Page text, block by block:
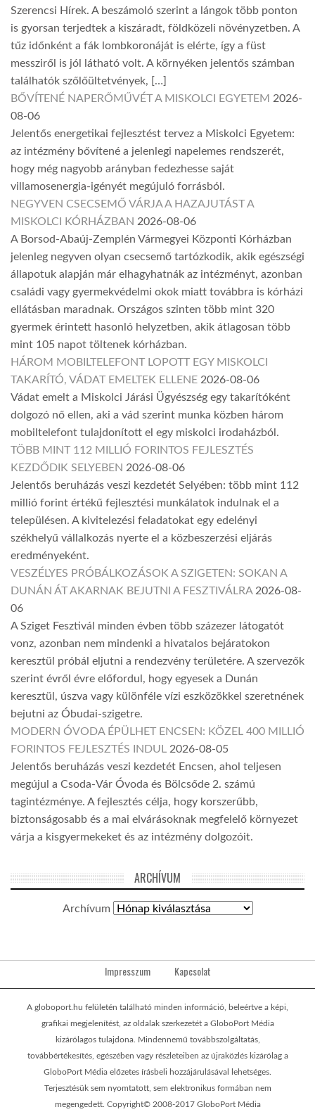
Szerencsi Hírek. A beszámoló szerint a lángok több ponton
is gyorsan terjedtek a kiszáradt, földközeli növényzetben. A
tűz időnként a fák lombkoronáját is elérte, így a füst
messziről is jól látható volt. A környéken jelentős számban
találhatók szőlőültetvények, […]
BŐVÍTENÉ NAPERŐMŰVÉT A MISKOLCI EGYETEM 2026-
08-06
Jelentős energetikai fejlesztést tervez a Miskolci Egyetem:
az intézmény bővítené a jelenlegi napelemes rendszerét,
hogy még nagyobb arányban fedezhesse saját
villamosenergia-igényét megújuló forrásból.
NEGYVEN CSECSEMŐ VÁRJA A HAZAJUTÁST A
MISKOLCI KÓRHÁZBAN 2026-08-06
A Borsod-Abaúj-Zemplén Vármegyei Központi Kórházban
jelenleg negyven olyan csecsemő tartózkodik, akik egészségi
állapotuk alapján már elhagyhatnák az intézményt, azonban
családi vagy gyermekvédelmi okok miatt továbbra is kórházi
ellátásban maradnak. Országos szinten több mint 320
gyermek érintett hasonló helyzetben, akik átlagosan több
mint 105 napot töltenek kórházban.
HÁROM MOBILTELEFONT LOPOTT EGY MISKOLCI
TAKARÍTÓ, VÁDAT EMELTEK ELLENE 2026-08-06
Vádat emelt a Miskolci Járási Ügyészség egy takarítóként
dolgozó nő ellen, aki a vád szerint munka közben három
mobiltelefont tulajdonított el egy miskolci irodaházból.
TÖBB MINT 112 MILLIÓ FORINTOS FEJLESZTÉS
KEZDŐDIK SELYEBEN 2026-08-06
Jelentős beruházás veszi kezdetét Selyében: több mint 112
millió forint értékű fejlesztési munkálatok indulnak el a
településen. A kivitelezési feladatokat egy edelényi
székhelyű vállalkozás nyerte el a közbeszerzési eljárás
eredményeként.
VESZÉLYES PRÓBÁLKOZÁSOK A SZIGETEN: SOKAN A
DUNÁN ÁT AKARNAK BEJUTNI A FESZTIVÁLRA 2026-08-
06
A Sziget Fesztivál minden évben több százezer látogatót
vonz, azonban nem mindenki a hivatalos bejáratokon
keresztül próbál eljutni a rendezvény területére. A szervezők
szerint évről évre előfordul, hogy egyesek a Dunán
keresztül, úszva vagy különféle vízi eszközökkel szeretnének
bejutni az Óbudai-szigetre.
MODERN ÓVODA ÉPÜLHET ENCSEN: KÖZEL 400 MILLIÓ
FORINTOS FEJLESZTÉS INDUL 2026-08-05
Jelentős beruházás veszi kezdetét Encsen, ahol teljesen
megújul a Csoda-Vár Óvoda és Bölcsőde 2. számú
tagintézménye. A fejlesztés célja, hogy korszerűbb,
biztonságosabb és a mai elvárásoknak megfelelő környezet
várja a kisgyermekeket és az intézmény dolgozóit.
ARCHÍVUM
Archívum
Impresszum Kapcsolat
A globoport.hu felületén található minden információ, beleértve a képi,
grafikai megjelenítést, az oldalak szerkezetét a GloboPort Média
kizárólagos tulajdona. Mindennemű továbbszolgáltatás,
továbbértékesítés, egészében vagy részleteiben az újraközlés kizárólag a
GloboPort Média előzetes írásbeli hozzájárulásával lehetséges.
Terjesztésük sem nyomtatott, sem elektronikus formában nem
megengedett. Copyright© 2008-2017 GloboPort Média